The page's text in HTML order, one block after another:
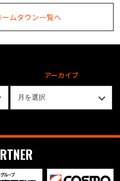
ムタウン一覧へ
アーカイブ